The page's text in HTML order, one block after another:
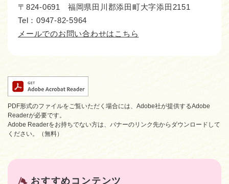
〒824-0691
福岡県田川郡添田町大字添田2151
Tel：0947-82-5964
メールでのお問い合わせはこちら
PDF形式のファイルをご覧いただく場合には、Adobe社が提供するAdobe
Readerが必要です。
Adobe Readerをお持ちでない方は、バナーのリンク先からダウンロードして
ください。（無料）
おすすめコンテンツ